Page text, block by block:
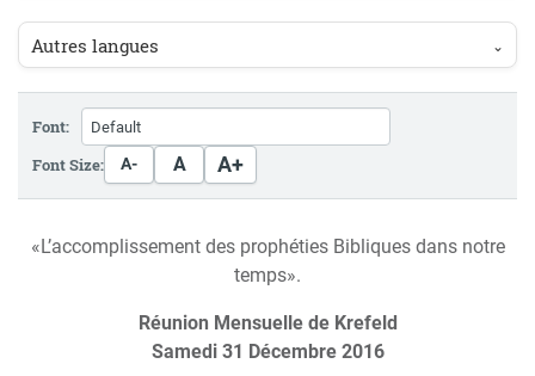
Autres langues ⌄
Font:
Font Size:
A- A A+
«L’accomplissement des prophéties Bibliques dans notre
temps».
Réunion Mensuelle de Krefeld
Samedi 31 Décembre 2016